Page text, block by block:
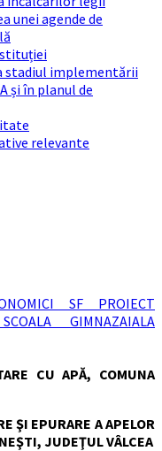
unei agende de
stadiul implementării
și în planul de
relevante
SF PROIECT
GIMNAZAIALA
CU APĂ, COMUNA
ŞI EPURARE A APELOR
JUDEŢUL VÂLCEA